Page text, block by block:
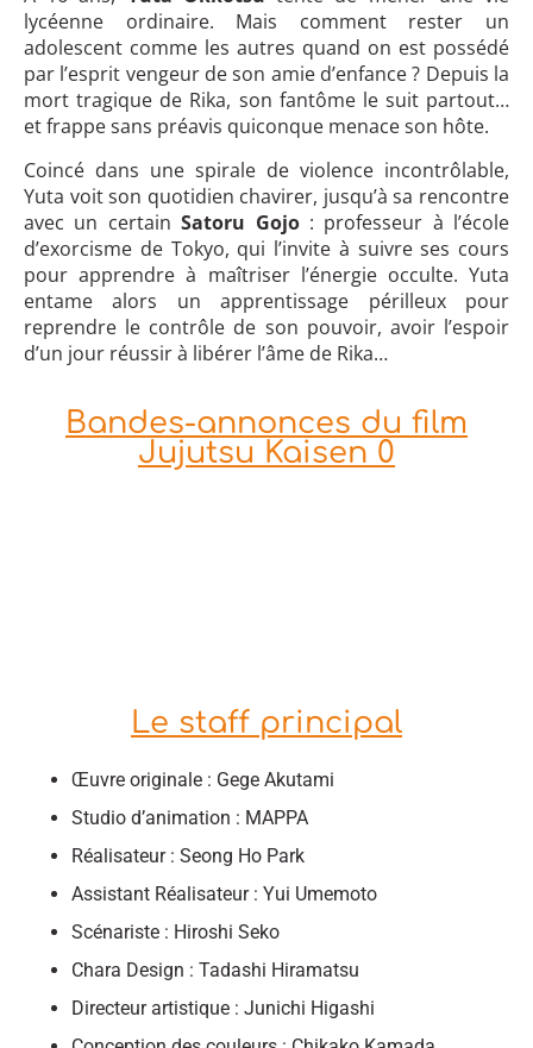
lycéenne ordinaire. Mais comment rester un
adolescent comme les autres quand on est possédé
par l’esprit vengeur de son amie d’enfance ? Depuis la
mort tragique de Rika, son fantôme le suit partout…
et frappe sans préavis quiconque menace son hôte.
Coincé dans une spirale de violence incontrôlable,
Yuta voit son quotidien chavirer, jusqu’à sa rencontre
avec un certainSatoru Gojo : professeur à l’école
d’exorcisme de Tokyo, qui l’invite à suivre ses cours
pour apprendre à maîtriser l’énergie occulte. Yuta
entame alors un apprentissage périlleux pour
reprendre le contrôle de son pouvoir, avoir l’espoir
d’un jour réussir à libérer l’âme de Rika…
Bandes-annonces du film
Jujutsu Kaisen 0
Le staff principal
Œuvre originale : Gege Akutami
Studio d’animation : MAPPA
Réalisateur : Seong Ho Park
Assistant Réalisateur : Yui Umemoto
Scénariste : Hiroshi Seko
Chara Design : Tadashi Hiramatsu
Directeur artistique : Junichi Higashi